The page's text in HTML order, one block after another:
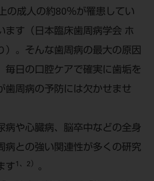
の成人の約80％が罹患してい
ます（日本臨床歯周病学会 ホ
）。そんな歯周病の最大の原因
毎日の口腔ケアで確実に歯垢を
歯周病の予防には欠かせませ
病や心臓病、脳卒中などの全身
病との強い関連性が多くの研究
す 1、2）
。
歯科イラスト素材集
ー問い合わせはこちら
8020（無料）
6480 （無料）
電話は繋がらない場合がありま
金 9:00～17:00 （祝日・夏季休
除く）